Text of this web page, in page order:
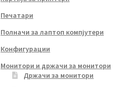
Печатари
Полначи за лаптоп компјутери
Конфигурации
Монитори и држачи за монитори
Држачи за монитори